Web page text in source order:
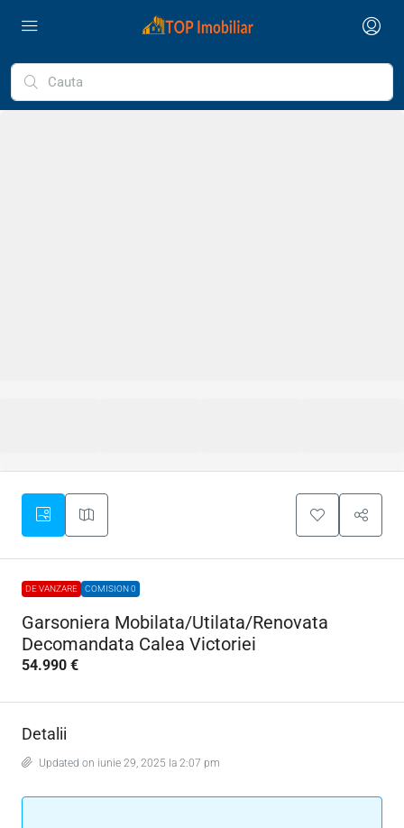
DE VANZARE COMISION 0
Garsoniera Mobilata/Utilata/Renovata
Decomandata Calea Victoriei
54.990 €
Detalii
Updated on iunie 29, 2025 la 2:07 pm